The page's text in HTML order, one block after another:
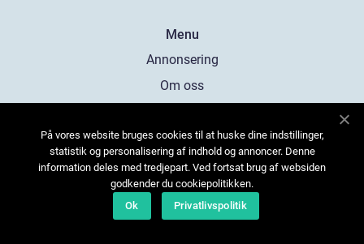
Menu
Annonsering
Om oss
Kontakta oss
Sitemap
På vores website bruges cookies til at huske dine indstillinger,
statistik og personalisering af indhold og annoncer. Denne
information deles med tredjepart. Ved fortsat brug af websiden
godkender du cookiepolitikken.
Ok
Privatlivspolitik